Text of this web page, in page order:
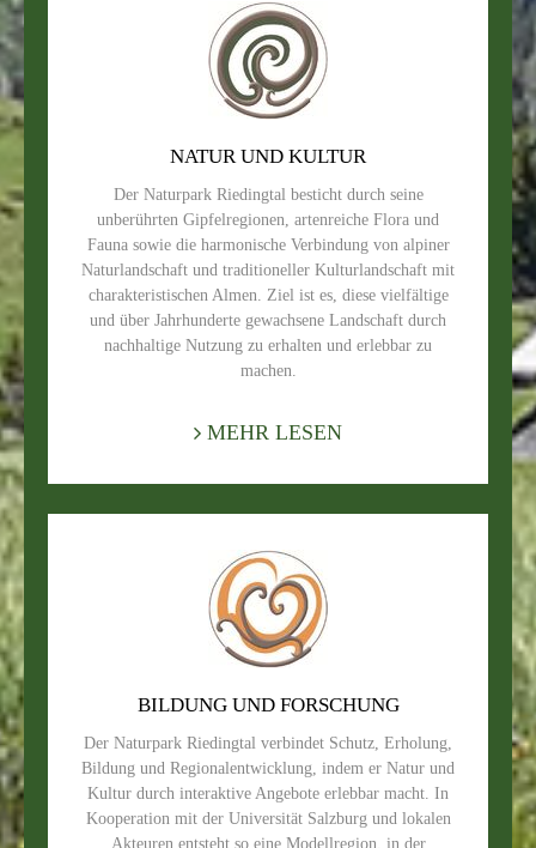
NATUR UND KULTUR
Der Naturpark Riedingtal besticht durch seine
unberührten Gipfelregionen, artenreiche Flora und
Fauna sowie die harmonische Verbindung von alpiner
Naturlandschaft und traditioneller Kulturlandschaft mit
charakteristischen Almen. Ziel ist es, diese vielfältige
und über Jahrhunderte gewachsene Landschaft durch
nachhaltige Nutzung zu erhalten und erlebbar zu
machen.
MEHR LESEN
BILDUNG UND FORSCHUNG
Der Naturpark Riedingtal verbindet Schutz, Erholung,
Bildung und Regionalentwicklung, indem er Natur und
Kultur durch interaktive Angebote erlebbar macht. In
Kooperation mit der Universität Salzburg und lokalen
Akteuren entsteht so eine Modellregion, in der